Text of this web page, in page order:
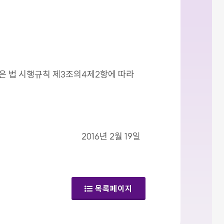
법 시행규칙 제3조의4제2항에 따라
2016년 2월 19일
목록페이지